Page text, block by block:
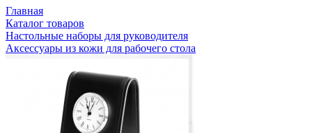
Главная
Каталог товаров
Настольные наборы для руководителя
Аксессуары из кожи для рабочего стола